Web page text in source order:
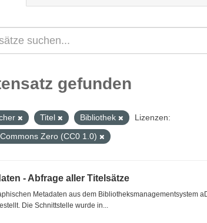
gefunden
Titel Bibliothek
Lizenzen:
Zero (CC0 1.0)
- Abfrage aller Titelsätze
Metadaten aus dem Bibliotheksmanagementsystem
Die Schnittstelle wurde in...